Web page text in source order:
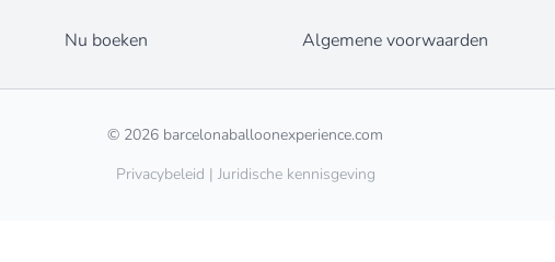
Nu boeken Algemene voorwaarden
© 2026 barcelonaballoonexperience.com
Privacybeleid | Juridische kennisgeving